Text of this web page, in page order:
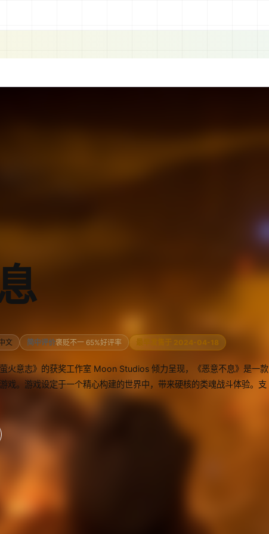
文 简中评价褒贬不一 65%好评率 最早发售于 2024-04-18
火意志》的获奖工作室 Moon Studios 倾力呈现，《恶意不息》是一款
戏。游戏设定于一个精心构建的世界中，带来硬核的类魂战斗体验。支